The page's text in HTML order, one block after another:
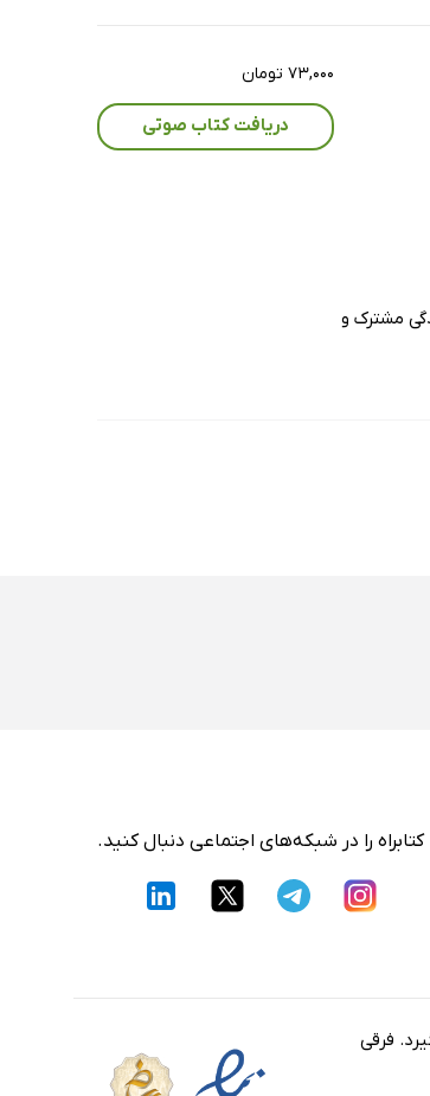
مشترک و
۷۳,۰۰۰ تومان
دریافت کتاب صوتی
کتابراه را در شبکه‌های اجتماعی دنبال کنید.
فرقی